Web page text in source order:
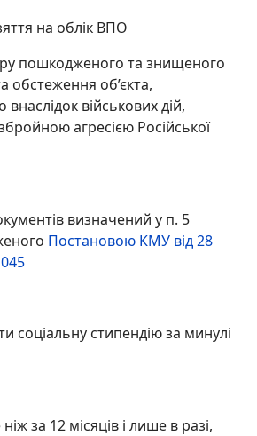
на облік ВПО
пошкодженого та знищеного
обстеження об’єкта,
військових дій,
агресією Російської
визначений у п. 5
Постановою КМУ від 28
соціальну стипендію за минулі
за 12 місяців і лише в разі,